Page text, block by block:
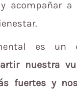
acompañar
es un
nuestra
fuertes y